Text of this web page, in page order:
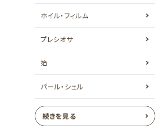
ホイル・フィルム
プレシオサ
箔
パール・シェル
続きを見る